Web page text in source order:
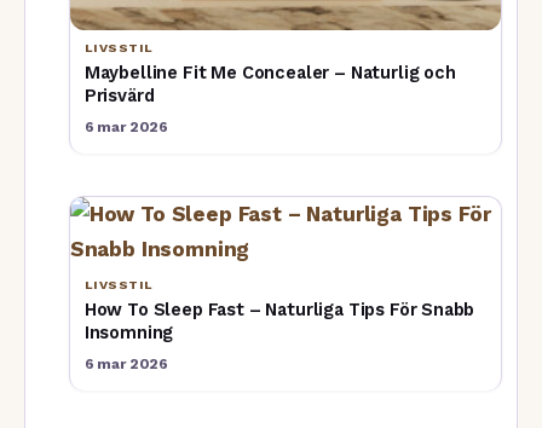
LIVSSTIL
Maybelline Fit Me Concealer – Naturlig och
Prisvärd
6 mar 2026
LIVSSTIL
How To Sleep Fast – Naturliga Tips För Snabb
Insomning
6 mar 2026